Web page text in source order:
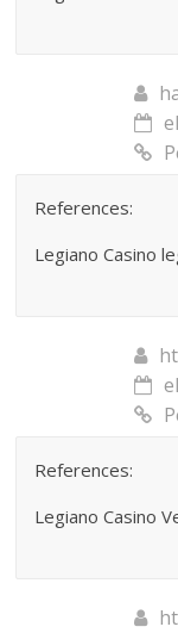
References:
Legiano Casino
References:
Legiano Casino